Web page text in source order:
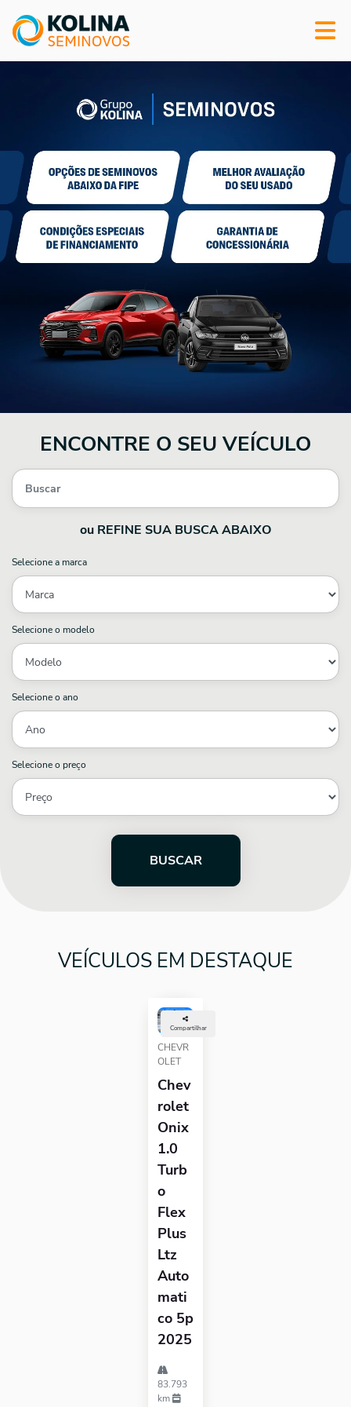
ENCONTRE O SEU VEÍCULO
ou REFINE SUA BUSCA ABAIXO
Selecione a marca
Selecione o modelo
Selecione o ano
Selecione o preço
BUSCAR
VEÍCULOS EM DESTAQUE
Compartilhar
CHEVR
OLET
Chev
Rolet
Onix
1.0
Turb
O
Flex
Plus
Ltz
Auto
Mati
Co 5p
2025
83.793
km